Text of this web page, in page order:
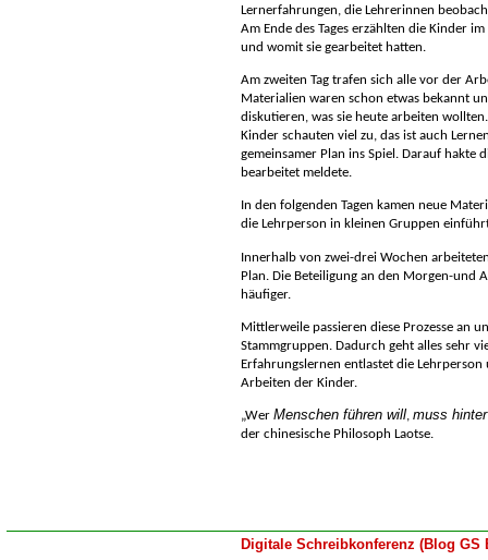
Lernerfahrungen, die Lehrerinnen
Am Ende des Tages erzählten die Kinder
und womit sie gearbeitet hatten.
Am zweiten Tag trafen sich alle vor der
Materialien waren schon etwas bekannt
diskutieren, was sie heute arbeiten
Kinder schauten viel zu, das ist auch
gemeinsamer Plan ins Spiel. Darauf hakte
bearbeitet meldete.
In den folgenden Tagen kamen neue
die Lehrperson in kleinen Gruppen
Innerhalb von zwei-drei Wochen
Plan. Die Beteiligung an den Morgen-und
häufiger.
Mittlerweile passieren diese Prozesse an
Stammgruppen. Dadurch geht alles sehr
Erfahrungslernen entlastet die
Arbeiten der Kinder.
Wer Menschen führen will, muss
der chinesische Philosoph Laotse.
Digitale Schreibkonferenz (Blog GS